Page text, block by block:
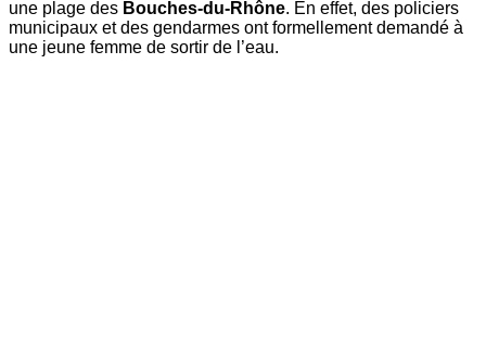
une plage des Bouches-du-Rhône. En effet, des policiers
municipaux et des gendarmes ont formellement demandé à
une jeune femme de sortir de l’eau.